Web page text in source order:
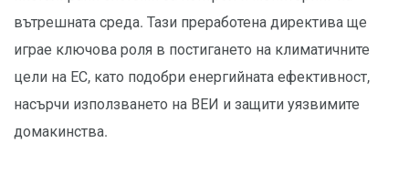
вътрешната среда. Тази преработена директива ще
играе ключова роля в постигането на климатичните
цели на ЕС, като подобри енергийната ефективност,
насърчи използването на ВЕИ и защити уязвимите
домакинства.